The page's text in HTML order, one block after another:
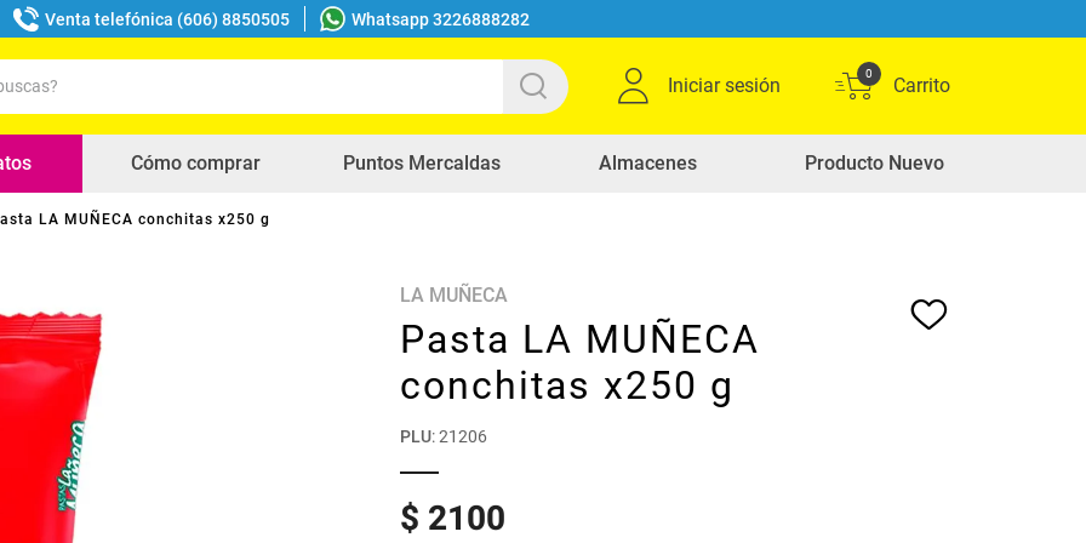
Venta telefónica (606) 8850505 Whatsapp 3226888282
Iniciar sesión
0
Cómo comprar Puntos Mercaldas Almacenes Producto Nuevo
LA MUÑECA conchitas x250 g
LA MUÑECA
Pasta LA MUÑECA
conchitas x250 g
PLU:21206
$ 2100
buscados